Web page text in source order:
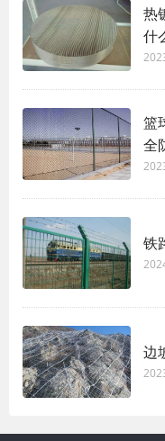
热
什
篮
全
铁
边